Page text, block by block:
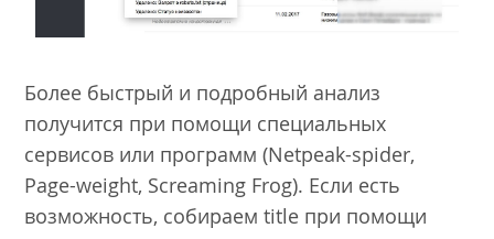
Более быстрый и подробный анализ
получится при помощи специальных
сервисов или программ (Netpeak-spider,
Page-weight, Screaming Frog). Если есть
возможность, собираем title при помощи